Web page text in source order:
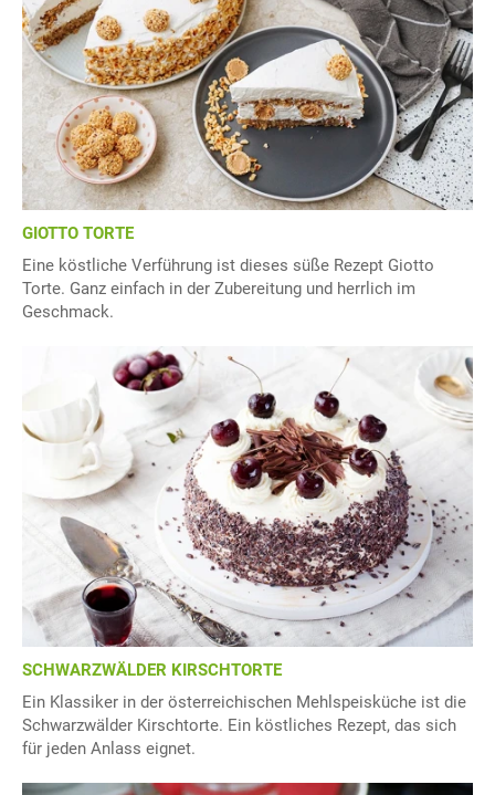
GIOTTO TORTE
Eine köstliche Verführung ist dieses süße Rezept Giotto
Torte. Ganz einfach in der Zubereitung und herrlich im
Geschmack.
SCHWARZWÄLDER KIRSCHTORTE
Ein Klassiker in der österreichischen Mehlspeisküche ist die
Schwarzwälder Kirschtorte. Ein köstliches Rezept, das sich
für jeden Anlass eignet.